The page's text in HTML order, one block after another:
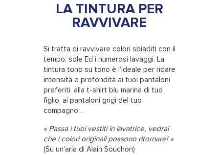
LA TINTURA PER
RAVVIVARE
Si tratta di ravvivare colori sbiaditi con il
tempo, sole Ed i numerosi lavaggi. La
tintura tono su tono è l’ideale per ridare
intensità e profondità ai tuoi pantaloni
preferiti, alla t-shirt blu marina di tuo
figlio, ai pantaloni grigi del tuo
compagno…
« Passa i tuoi vestiti in lavatrice, vedrai
che i colori originali possono ritornare! »
(Su un’aria di Alain Souchon)